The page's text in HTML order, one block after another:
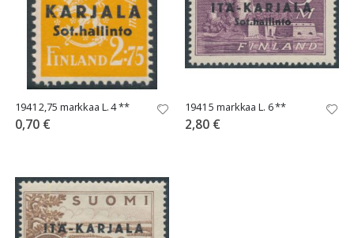
1941 2,75 markkaa L. 4 **
0,70 €
1941 5 markkaa L. 6 **
2,80 €